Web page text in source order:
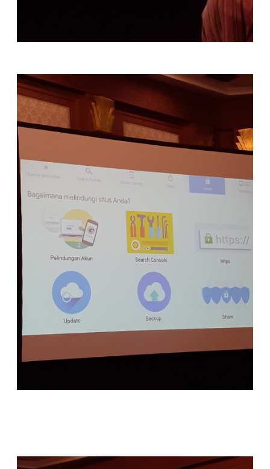
Sejak juli tahun lalu hrs fokus ke speed
Lindungi situs dg selalu update plug-in.